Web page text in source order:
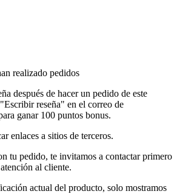
realizado pedidos
después de hacer un pedido de este
reseña" en el correo de
ganar 100 puntos bonus.
enlaces a sitios de terceros.
tu pedido, te invitamos a contactar primero
al cliente.
actual del producto, solo mostramos